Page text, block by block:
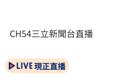
CH54三立新聞台直播
現正直播